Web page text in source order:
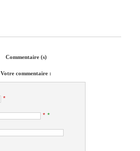
Commentaire (s)
Votre commentaire :
*
* *